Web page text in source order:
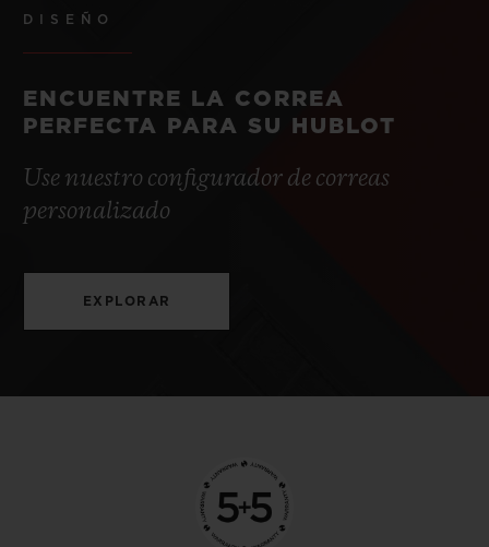
DISEÑO
ENCUENTRE LA CORREA
PERFECTA PARA SU HUBLOT
Use nuestro configurador de correas
personalizado
EXPLORAR